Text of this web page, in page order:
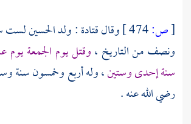
[ص: وقالقتادة: ولدالحسينلست
ونصف من التاريخ ،وقتل يوم الجمعة يوم
سنة إحدى وستين، وله أربع وخمسون سنة
رضي الله عنه .